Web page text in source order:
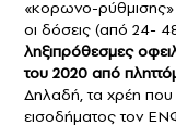
«κορωνο-ρύθμισης»
οι δόσεις (από 24-
ληξιπρόθεσμες
του 2020 από
Δηλαδή, τα χρέη
εισοδήματος τον